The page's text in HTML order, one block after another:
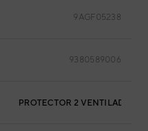
9AGF05238
9380589006
PROTECTOR 2 VENTILADOR